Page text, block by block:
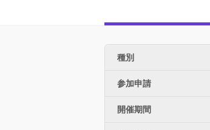
種別
参加申請
開催期間